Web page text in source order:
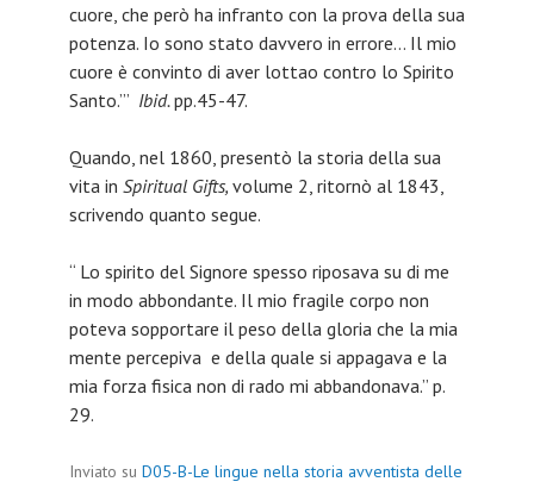
cuore, che però ha infranto con la prova della sua
potenza. Io sono stato davvero in errore… Il mio
cuore è convinto di aver lottao contro lo Spirito
Santo.’” Ibid.pp.45-47.
Quando, nel 1860, presentò la storia della sua
vita in Spiritual Gifts, volume 2, ritornò al 1843,
scrivendo quanto segue.
“ Lo spirito del Signore spesso riposava su di me
in modo abbondante. Il mio fragile corpo non
poteva sopportare il peso della gloria che la mia
mente percepiva e della quale si appagava e la
mia forza fisica non di rado mi abbandonava.” p.
29.
Inviato su D05-B-Le lingue nella storia avventista delle